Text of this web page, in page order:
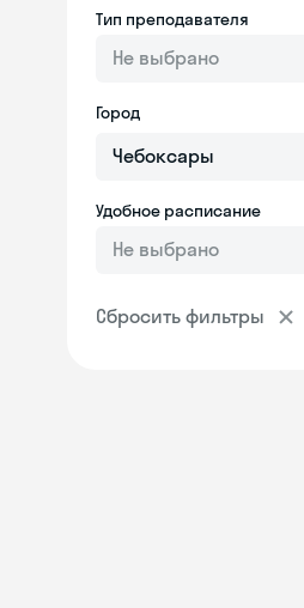
Тип преподавателя
Не выбрано
Город
Удобное расписание
Не выбрано
Сбросить фильтры